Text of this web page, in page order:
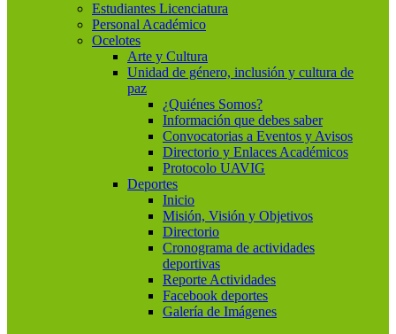
Estudiantes Licenciatura
Personal Académico
Ocelotes
Arte y Cultura
Unidad de género, inclusión y cultura de
paz
¿Quiénes Somos?
Información que debes saber
Convocatorias a Eventos y Avisos
Directorio y Enlaces Académicos
Protocolo UAVIG
Deportes
Inicio
Misión, Visión y Objetivos
Directorio
Cronograma de actividades
deportivas
Reporte Actividades
Facebook deportes
Galería de Imágenes